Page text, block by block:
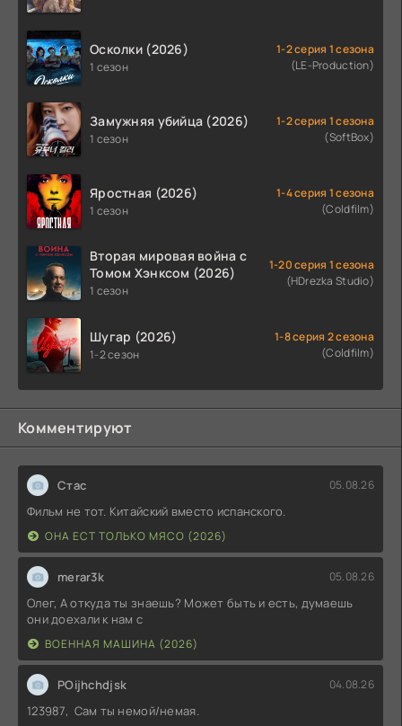
Осколки (2026)
1 сезон
1-2 серия 1 сезона
(LE-Production)
Замужняя убийца (2026)
1 сезон
1-2 серия 1 сезона
(SoftBox)
Яростная (2026)
1 сезон
1-4 серия 1 сезона
(Coldfilm)
Вторая мировая война с
Томом Хэнксом (2026)
1 сезон
1-20 серия 1 сезона
(HDrezka Studio)
Шугар (2026)
1-2 сезон
1-8 серия 2 сезона
(Coldfilm)
Комментируют
Стас 05.08.26
Фильм не тот. Китайский вместо испанского.
ОНА ЕСТ ТОЛЬКО МЯСО (2026)
merar3k 05.08.26
Олег, А откуда ты знаешь? Может быть и есть, думаешь
они доехали к нам с
ВОЕННАЯ МАШИНА (2026)
POijhchdjsk 04.08.26
123987, Сам ты немой/немая.